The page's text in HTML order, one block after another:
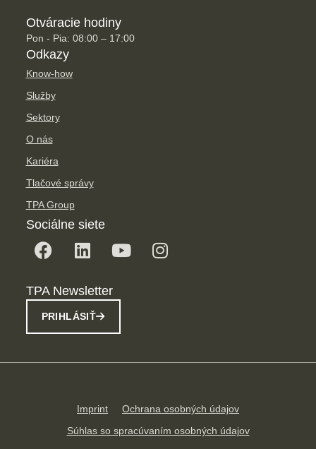
Otváracie hodiny
Pon - Pia: 08:00 – 17:00
Odkazy
Know-how
Služby
Sektory
O nás
Kariéra
Tlačové správy
TPA Group
Sociálne siete
TPA Newsletter
PRIHLÁSIŤ
Imprint
Ochrana osobných údajov
Súhlas so spracúvaním osobných údajov